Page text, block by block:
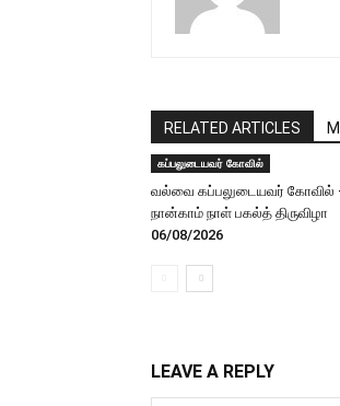
RELATED ARTICLES
கப்பலுடையவர் கோவில்
வல்வை கப்பலுடையவர் கோவில்
நான்காம் நாள் பகல்த் திருவிழா
06/08/2026
LEAVE A REPLY